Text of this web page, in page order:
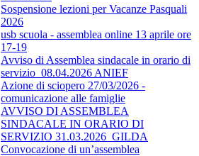
Sospensione lezioni per Vacanze Pasquali
2026
usb scuola - assemblea online 13 aprile ore
17-19
Avviso di Assemblea sindacale in orario di
servizio_08.04.2026 ANIEF
Azione di sciopero 27/03/2026 -
comunicazione alle famiglie
AVVISO DI ASSEMBLEA
SINDACALE IN ORARIO DI
SERVIZIO 31.03.2026_GILDA
Convocazione di un’assemblea